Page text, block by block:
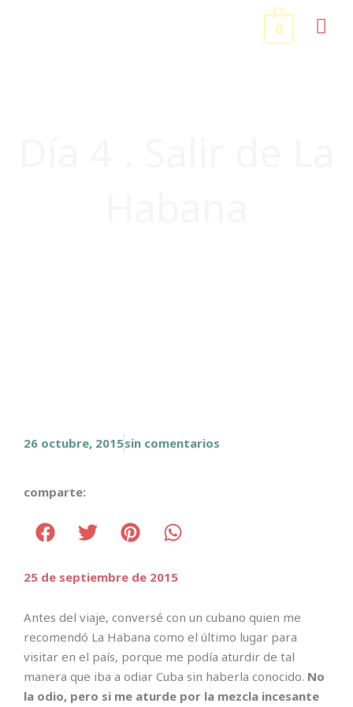
0
26 octubre, 2015sin comentarios
comparte:
25 de septiembre de 2015
Antes del viaje, conversé con un cubano quien me
recomendó La Habana como el último lugar para
visitar en el país, porque me podía aturdir de tal
manera que iba a odiar Cuba sin haberla conocido. No
la odio, pero si me aturde por la mezcla incesante